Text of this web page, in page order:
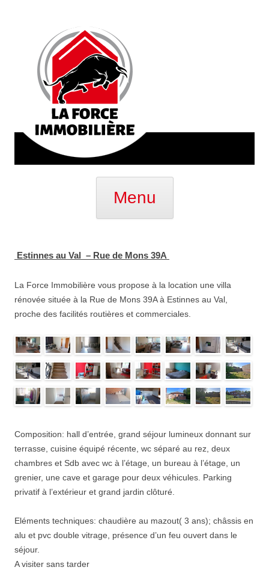
Menu
Estinnes au Val – Rue de Mons 39A
La Force Immobilière vous propose à la location une villa
rénovée située à la Rue de Mons 39A à Estinnes au Val,
proche des facilités routières et commerciales.
Composition: hall d’entrée, grand séjour lumineux donnant sur
terrasse, cuisine équipé récente, wc séparé au rez, deux
chambres et Sdb avec wc à l’étage, un bureau à l’étage, un
grenier, une cave et garage pour deux véhicules. Parking
privatif à l’extérieur et grand jardin clôturé.
Eléments techniques: chaudière au mazout( 3 ans); châssis en
alu et pvc double vitrage, présence d’un feu ouvert dans le
séjour.
A visiter sans tarder